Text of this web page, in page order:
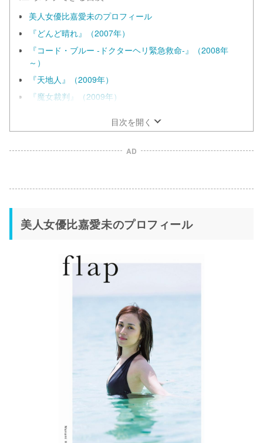
美人女優比嘉愛未のプロフィール
『どんど晴れ』（2007年）
『コード・ブルー -ドクターヘリ緊急救命-』（2008年
～）
『天地人』（2009年）
『魔女裁判』（2009年）
目次を開く
AD
美人女優比嘉愛未のプロフィール